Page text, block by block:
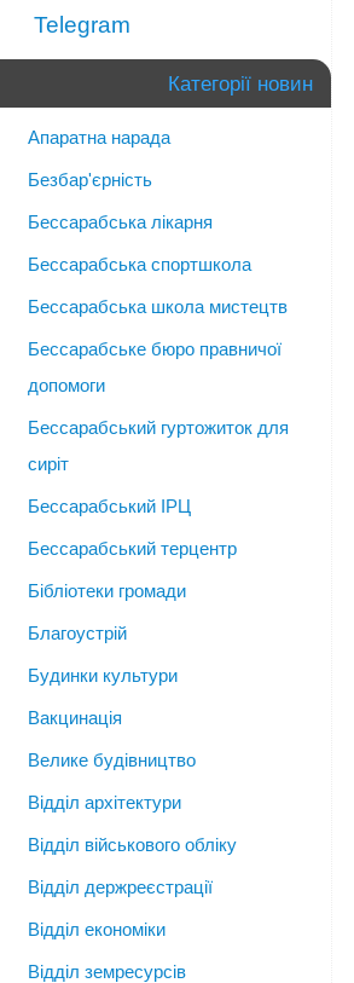
Telegram
Категорії новин
Апаратна нарада
Безбар'єрність
Бессарабська лікарня
Бессарабська спортшкола
Бессарабська школа мистецтв
Бессарабське бюро правничої
допомоги
Бессарабський гуртожиток для
сиріт
Бессарабський ІРЦ
Бессарабський терцентр
Бібліотеки громади
Благоустрій
Будинки культури
Вакцинація
Велике будівництво
Відділ архітектури
Відділ військового обліку
Відділ держреєстрації
Відділ економіки
Відділ земресурсів